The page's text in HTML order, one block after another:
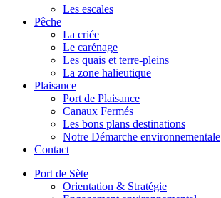
Les escales
Pêche
La criée
Le carénage
Les quais et terre-pleins
La zone halieutique
Plaisance
Port de Plaisance
Canaux Fermés
Les bons plans destinations
Notre Démarche environnementale
Contact
Port de Sète
Orientation & Stratégie